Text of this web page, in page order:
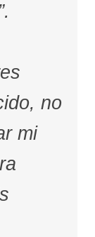
no
mi